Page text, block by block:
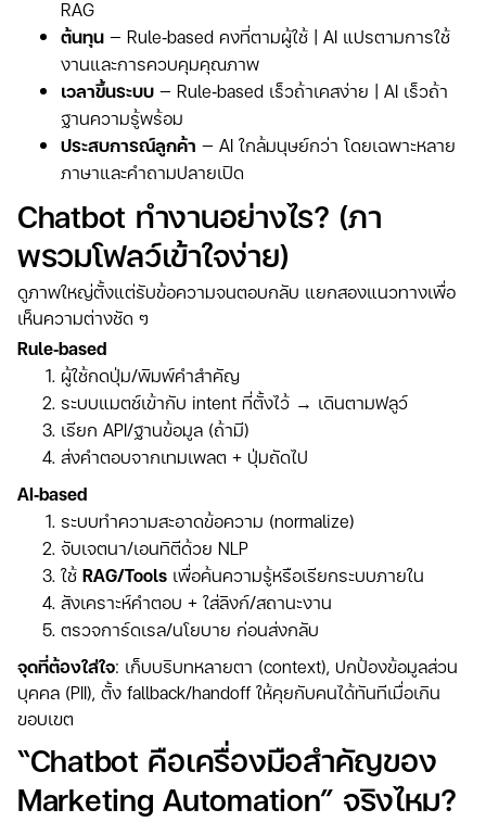
RAG
ต้นทุน — Rule‑based คงที่ตามผู้ใช้ | AI แปรตามการใช้
งานและการควบคุมคุณภาพ
เวลาขึ้นระบบ — Rule‑based เร็วถ้าเคสง่าย | AI เร็วถ้า
ฐานความรู้พร้อม
ประสบการณ์ลูกค้า — AI ใกล้มนุษย์กว่า โดยเฉพาะหลาย
ภาษาและคำถามปลายเปิด
Chatbot ทำงานอย่างไร? (ภา
พรวมโฟลว์เข้าใจง่าย)
ดูภาพใหญ่ตั้งแต่รับข้อความจนตอบกลับ แยกสองแนวทางเพื่อ
เห็นความต่างชัด ๆ
Rule‑based
ผู้ใช้กดปุ่ม/พิมพ์คำสำคัญ
ระบบแมตช์เข้ากับ intent ที่ตั้งไว้ → เดินตามฟลูว์
เรียก API/ฐานข้อมูล (ถ้ามี)
ส่งคำตอบจากเทมเพลต + ปุ่มถัดไป
AI‑based
ระบบทำความสะอาดข้อความ (normalize)
จับเจตนา/เอนทิตีด้วย NLP
ใช้ RAG/Tools เพื่อค้นความรู้หรือเรียกระบบภายใน
สังเคราะห์คำตอบ + ใส่ลิงก์/สถานะงาน
ตรวจการ์ดเรล/นโยบาย ก่อนส่งกลับ
จุดที่ต้องใส่ใจ: เก็บบริบทหลายตา (context), ปกป้องข้อมูลส่วน
บุคคล (PII), ตั้ง fallback/handoff ให้คุยกับคนได้ทันทีเมื่อเกิน
ขอบเขต
“Chatbot คือเครื่องมือสำคัญของ
Marketing Automation” จริงไหม?